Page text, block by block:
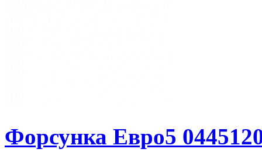
Форсунка Евро5